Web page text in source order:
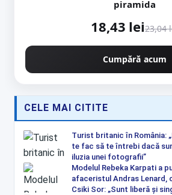
piramida
18,43 lei23,04
Cumpără acum
CELE MAI CITITE
Turist britanic în România:
te fac să te întrebi dacă
iluzia unei fotografii”
Modelul Rebeka Karpati a
afaceristul Andras Lenard,
Csiki Sor: „Sunt liberă și